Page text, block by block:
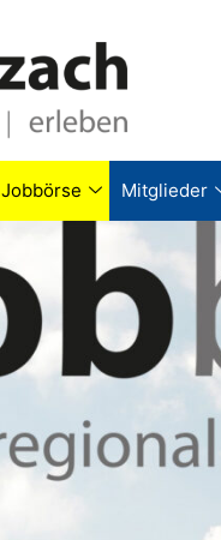
Jobbörse Mitglieder